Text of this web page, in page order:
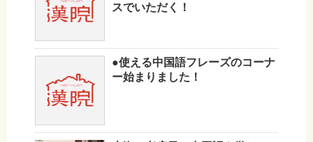
スでいただく！
●使える中国語フレーズのコーナ
ー始まりました！